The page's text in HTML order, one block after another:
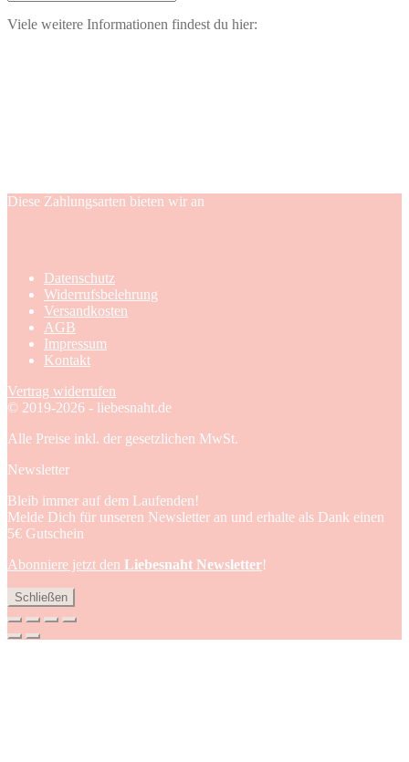
Viele weitere Informationen findest du hier:
Diese Zahlungsarten bieten wir an
Datenschutz
Widerrufsbelehrung
Versandkosten
AGB
Impressum
Kontakt
Vertrag widerrufen
© 2019-2026 - liebesnaht.de
Alle Preise inkl. der gesetzlichen MwSt.
Newsletter
Bleib immer auf dem Laufenden!
Melde Dich für unseren Newsletter an und erhalte als Dank einen
5€ Gutschein
Abonniere jetzt den Liebesnaht Newsletter!
Schließen